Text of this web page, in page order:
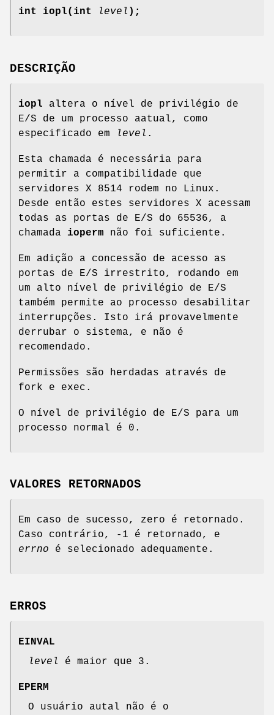
int iopl(int level );
DESCRIÇÃO
iopl altera o nível de privilégio de
E/S de um processo aatual, como
especificado em
level .
Esta chamada é necessária para
permitir a compatibilidade que
servidores X 8514 rodem no Linux.
Desde então estes servidores X acessam
todas as portas de E/S do 65536, a
chamada ioperm não foi suficiente.
Em adição a concessão de acesso as
portas de E/S irrestrito, rodando em
um alto nível de privilégio de E/S
também permite ao processo desabilitar
interrupções. Isto irá provavelmente
derrubar o sistema, e não é
recomendado.
Permissões são herdadas através de
fork e exec.
O nível de privilégio de E/S para um
processo normal é 0.
VALORES RETORNADOS
Em caso de sucesso, zero é retornado.
Caso contrário, -1 é retornado, e
errno é selecionado adequamente.
ERROS
EINVAL
level
é maior que 3.
EPERM
O usuário autal não é o